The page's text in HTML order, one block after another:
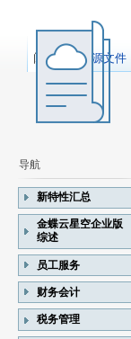
阅读 显示源文件
导航
新特性汇总
金蝶云星空企业版
综述
员工服务
财务会计
税务管理